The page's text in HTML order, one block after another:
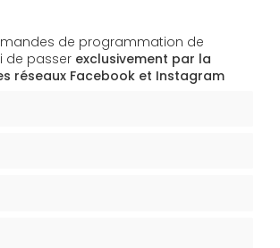
de programmation de
de passer exclusivement par la
réseaux Facebook et Instagram